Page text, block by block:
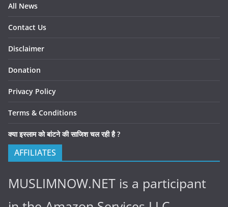
All News
Contact Us
Disclaimer
Donation
Privacy Policy
Terms & Conditions
क्या इस्लाम को बांटने की साजिश चल रही है ?
AFFILIATES
MUSLIMNOW.NET is a participant